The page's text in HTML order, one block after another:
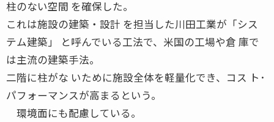
柱のない空間 を確保した。
これは施設の建築・設計 を担当した川田工業が「シス
テム建築」 と呼んでいる工法で、米国の工場や倉 庫で
は主流の建築手法。
二階に柱がな いために施設全体を軽量化でき、コス ト･
パフォーマンスが高まるという。
環境面にも配慮している。